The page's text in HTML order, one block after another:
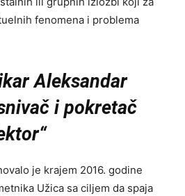
fenomena i problema
Aleksandar
i pokretač
je krajem 2016. godine
Užica sa ciljem da spaja